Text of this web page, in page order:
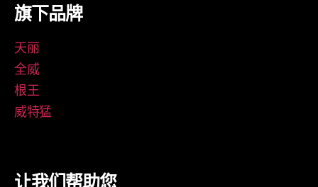
旗下品牌
天丽
全威
根王
威特猛
让我们帮助您